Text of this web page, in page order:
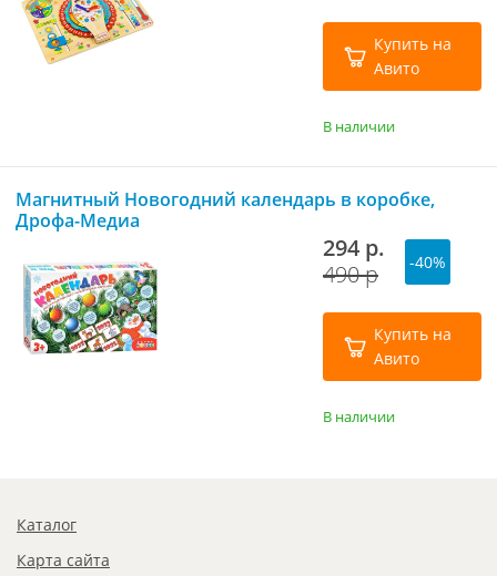
Купить на
Авито
В наличии
Магнитный Новогодний календарь в коробке,
Дрофа-Медиа
294 р.
490 р
-40%
Купить на
Авито
В наличии
Каталог
Карта сайта